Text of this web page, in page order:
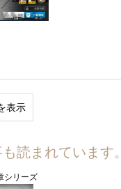
表示
読まれています。
シリーズ